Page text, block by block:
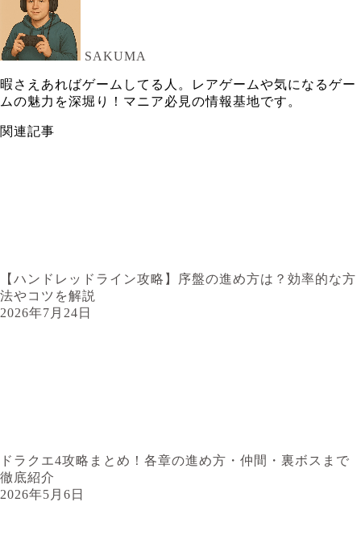
SAKUMA
暇さえあればゲームしてる人。レアゲームや気になるゲー
ムの魅力を深堀り！マニア必見の情報基地です。
関連記事
【ハンドレッドライン攻略】序盤の進め方は？効率的な方
法やコツを解説
2026年7月24日
ドラクエ4攻略まとめ！各章の進め方・仲間・裏ボスまで
徹底紹介
2026年5月6日